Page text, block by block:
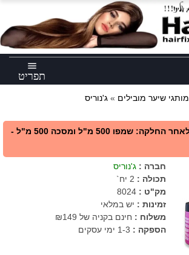
menu
תפריט
מותגי שיער מובילים »
מארז קרטין לשיער לאחר החלקה: שמפו 500 מ"ל ומסכה 500 מ"ל -
חברה : ג'נוריס
תכולה : 2 יח`
מק"ט :
8024
זמינות : יש במלאי
משלוח : חינם בקניה של ₪149
הספקה : 1-3 ימי עסקים